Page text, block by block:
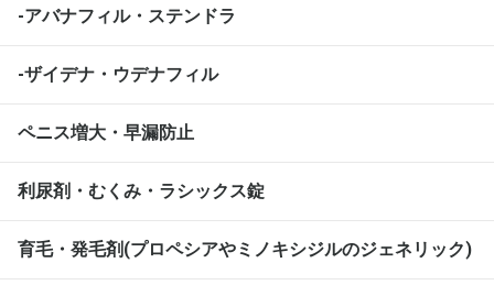
-アバナフィル・ステンドラ
-ザイデナ・ウデナフィル
ペニス増大・早漏防止
利尿剤・むくみ・ラシックス錠
育毛・発毛剤(プロペシアやミノキシジルのジェネリック)